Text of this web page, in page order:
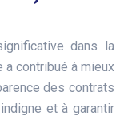
dans la
contribué à mieux
des contrats
et à garantir